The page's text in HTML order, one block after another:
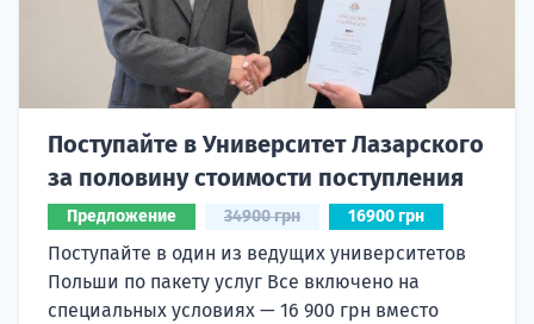
Поступайте в Университет Лазарского
за половину стоимости поступления
Предложение 34900 грн 16900 грн
Поступайте в один из ведущих университетов
Польши по пакету услуг Все включено на
специальных условиях — 16 900 грн вместо